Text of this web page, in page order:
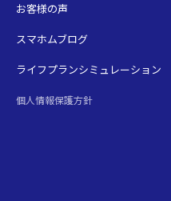
お客様の声
スマホムブログ
ライフプランシミュレーション
個人情報保護方針